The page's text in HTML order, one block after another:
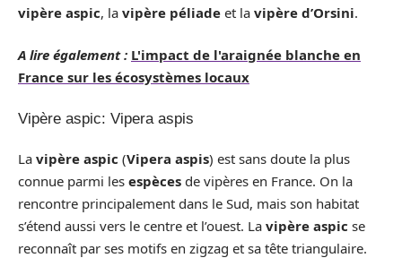
vipère aspic, la vipère péliade et la vipère d’Orsini.
A lire également : L'impact de l'araignée blanche en
France sur les écosystèmes locaux
Vipère aspic: Vipera aspis
La vipère aspic (Vipera aspis) est sans doute la plus
connue parmi les espèces de vipères en France. On la
rencontre principalement dans le Sud, mais son habitat
s’étend aussi vers le centre et l’ouest. La vipère aspic se
reconnaît par ses motifs en zigzag et sa tête triangulaire.